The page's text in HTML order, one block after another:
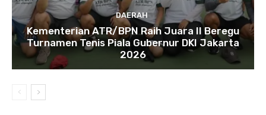
DAERAH
Kementerian ATR/BPN Raih Juara II Beregu
Turnamen Tenis Piala Gubernur DKI Jakarta
2026